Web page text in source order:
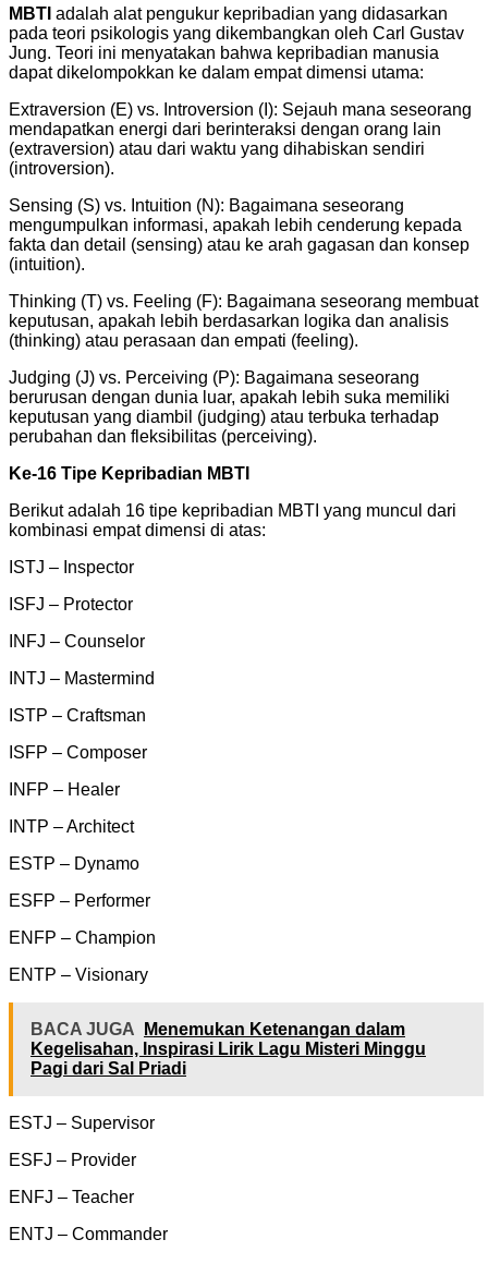
MBTI adalah alat pengukur kepribadian yang didasarkan
pada teori psikologis yang dikembangkan oleh Carl Gustav
Jung. Teori ini menyatakan bahwa kepribadian manusia
dapat dikelompokkan ke dalam empat dimensi utama:
Extraversion (E) vs. Introversion (I): Sejauh mana seseorang
mendapatkan energi dari berinteraksi dengan orang lain
(extraversion) atau dari waktu yang dihabiskan sendiri
(introversion).
Sensing (S) vs. Intuition (N): Bagaimana seseorang
mengumpulkan informasi, apakah lebih cenderung kepada
fakta dan detail (sensing) atau ke arah gagasan dan konsep
(intuition).
Thinking (T) vs. Feeling (F): Bagaimana seseorang membuat
keputusan, apakah lebih berdasarkan logika dan analisis
(thinking) atau perasaan dan empati (feeling).
Judging (J) vs. Perceiving (P): Bagaimana seseorang
berurusan dengan dunia luar, apakah lebih suka memiliki
keputusan yang diambil (judging) atau terbuka terhadap
perubahan dan fleksibilitas (perceiving).
Ke-16 Tipe Kepribadian MBTI
Berikut adalah 16 tipe kepribadian MBTI yang muncul dari
kombinasi empat dimensi di atas:
ISTJ – Inspector
ISFJ – Protector
INFJ – Counselor
INTJ – Mastermind
ISTP – Craftsman
ISFP – Composer
INFP – Healer
INTP – Architect
ESTP – Dynamo
ESFP – Performer
ENFP – Champion
ENTP – Visionary
BACA JUGA
Menemukan Ketenangan dalam
Kegelisahan, Inspirasi Lirik Lagu Misteri Minggu
Pagi dari Sal Priadi
ESTJ – Supervisor
ESFJ – Provider
ENFJ – Teacher
ENTJ – Commander